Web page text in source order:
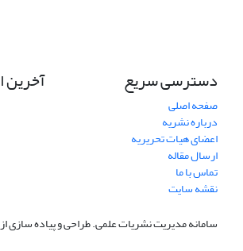
دسترسی سریع
صفحه اصلی
درباره نشریه
اعضای هیات تحریریه
ارسال مقاله
تماس با ما
نقشه سایت
آخرین
سامانه مدیریت نشریات علمی.طراحی و پیاده سازی از